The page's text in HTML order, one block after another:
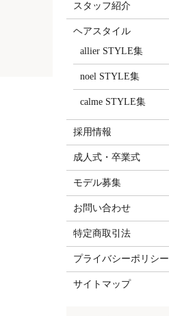
スタッフ紹介
ヘアスタイル
allier STYLE集
noel STYLE集
calme STYLE集
採用情報
成人式・卒業式
モデル募集
お問い合わせ
特定商取引法
プライバシーポリシー
サイトマップ